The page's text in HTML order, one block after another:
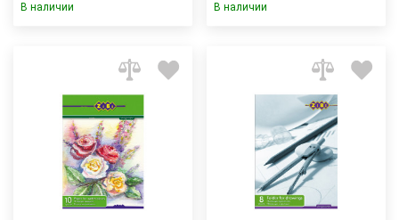
В наличии В наличии